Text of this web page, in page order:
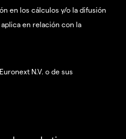
en los cálculos y/o la difusión
en relación con la
N.V. o de sus